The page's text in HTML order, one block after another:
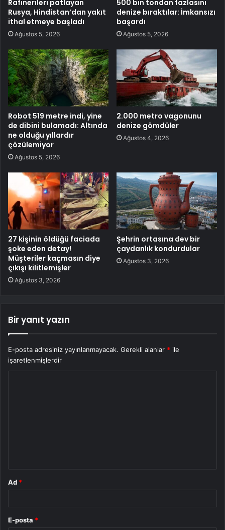
Rafinerileri patlayan
Rusya, Hindistan’dan yakıt
ithal etmeye başladı
Ağustos 5, 2026
500 bin tondan fazlasını
denize bıraktılar: İmkansızı
başardı
Ağustos 5, 2026
Robot 519 metre indi, yine
de dibini bulamadı: Altında
ne olduğu yıllardır
çözülemiyor
Ağustos 5, 2026
2.000 metro vagonunu
denize gömdüler
Ağustos 4, 2026
27 kişinin öldüğü faciada
şoke eden detay!
Müşteriler kaçmasın diye
çıkışı kilitlemişler
Ağustos 3, 2026
Şehrin ortasına dev bir
çaydanlık kondurdular
Ağustos 3, 2026
Bir yanıt yazın
E-posta adresiniz yayınlanmayacak. Gerekli alanlar * ile
işaretlenmişlerdir
Ad *
E-posta *